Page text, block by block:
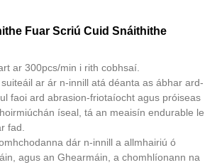
Fuar Scriú Cuid Snáithithe
ar 300pcs/min i rith cobhsaí.
ar ár n-innill atá déanta as ábhar ard-
faoi ard abrasion-friotaíocht agus próiseas
íseal, tá an meaisín endurable le
fad.
dár n-innill a allmhairiú ó
agus an Ghearmáin, a chomhlíonann na